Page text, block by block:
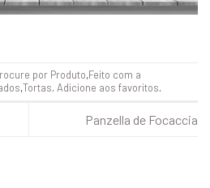
por Produto,Feito com a
,Tortas. Adicione aos favoritos.
Panzella de Focaccia